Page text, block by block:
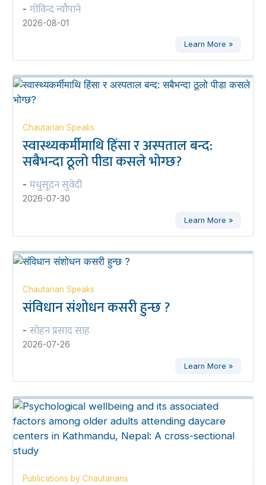
- गोविन्द न्यौपाने
2026-08-01
Learn More »
Chautarian Speaks
स्वास्थ्यकर्मीमाथि हिंसा र अस्पताल बन्द:
सबैभन्दा ठूलो पीडा कसले भोग्छ?
- मधुसूदन सुवेदी
2026-07-30
Learn More »
Chautarian Speaks
संविधान संशोधन कसरी हुन्छ ?
- सोहन प्रसाद साह
2026-07-26
Learn More »
Publications by Chautarians